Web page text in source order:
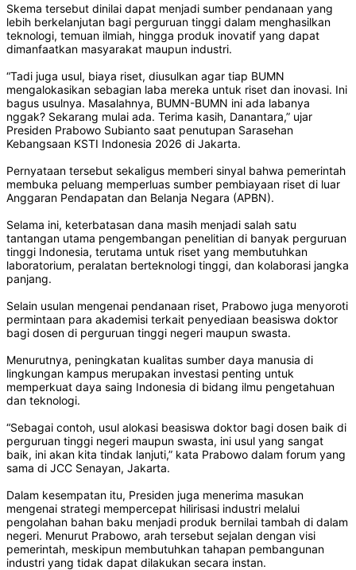
Skema tersebut dinilai dapat menjadi sumber pendanaan yang
lebih berkelanjutan bagi perguruan tinggi dalam menghasilkan
teknologi, temuan ilmiah, hingga produk inovatif yang dapat
dimanfaatkan masyarakat maupun industri.
“Tadi juga usul, biaya riset, diusulkan agar tiap BUMN
mengalokasikan sebagian laba mereka untuk riset dan inovasi. Ini
bagus usulnya. Masalahnya, BUMN-BUMN ini ada labanya
nggak? Sekarang mulai ada. Terima kasih, Danantara,” ujar
Presiden Prabowo Subianto saat penutupan Sarasehan
Kebangsaan KSTI Indonesia 2026 di Jakarta.
Pernyataan tersebut sekaligus memberi sinyal bahwa pemerintah
membuka peluang memperluas sumber pembiayaan riset di luar
Anggaran Pendapatan dan Belanja Negara (APBN).
Selama ini, keterbatasan dana masih menjadi salah satu
tantangan utama pengembangan penelitian di banyak perguruan
tinggi Indonesia, terutama untuk riset yang membutuhkan
laboratorium, peralatan berteknologi tinggi, dan kolaborasi jangka
panjang.
Selain usulan mengenai pendanaan riset, Prabowo juga menyoroti
permintaan para akademisi terkait penyediaan beasiswa doktor
bagi dosen di perguruan tinggi negeri maupun swasta.
Menurutnya, peningkatan kualitas sumber daya manusia di
lingkungan kampus merupakan investasi penting untuk
memperkuat daya saing Indonesia di bidang ilmu pengetahuan
dan teknologi.
“Sebagai contoh, usul alokasi beasiswa doktor bagi dosen baik di
perguruan tinggi negeri maupun swasta, ini usul yang sangat
baik, ini akan kita tindak lanjuti,” kata Prabowo dalam forum yang
sama di JCC Senayan, Jakarta.
Dalam kesempatan itu, Presiden juga menerima masukan
mengenai strategi mempercepat hilirisasi industri melalui
pengolahan bahan baku menjadi produk bernilai tambah di dalam
negeri. Menurut Prabowo, arah tersebut sejalan dengan visi
pemerintah, meskipun membutuhkan tahapan pembangunan
industri yang tidak dapat dilakukan secara instan.